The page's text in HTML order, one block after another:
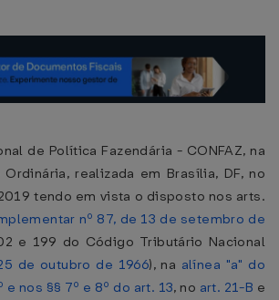
de Política Fazendária - CONFAZ, na
Ordinária, realizada em Brasília, DF, no
tendo em vista o disposto nos arts.
nº 87, de 13 de setembro de
e 199 do Código Tributário Nacional
de outubro de 1966), na alínea "a" do
nos §§ 7º e 8º do art. 13, no art. 21-B e